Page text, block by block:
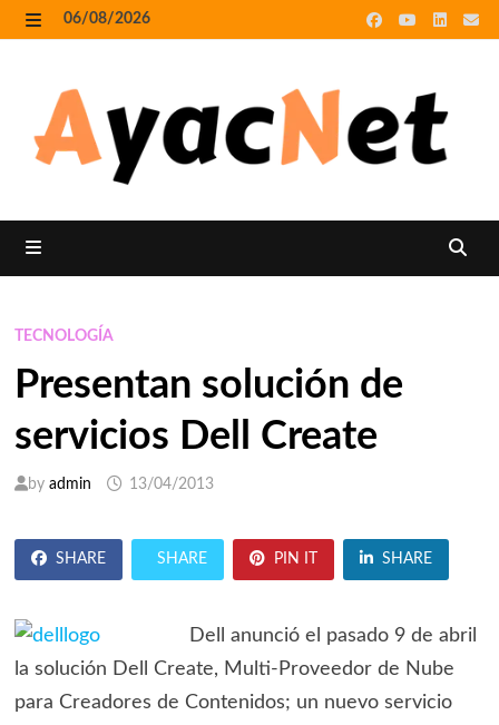
Skip
to
06/08/2026
TECNOLOGÍA
Presentan solución de
servicios Dell Create
by admin 13/04/2013
SHARE SHARE PIN IT SHARE
Dell anunció el pasado 9 de abril
la solución Dell Create, Multi-Proveedor de Nube
para Creadores de Contenidos; un nuevo servicio